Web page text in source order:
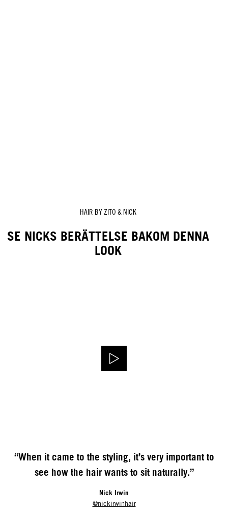
HAIR BY ZITO & NICK
SE NICKS BERÄTTELSE BAKOM DENNA
LOOK
“When it came to the styling, it’s very important to
see how the hair wants to sit naturally.”
Nick Irwin
@nickirwinhair